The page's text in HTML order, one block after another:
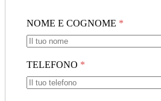
NOME E COGNOME *
TELEFONO *